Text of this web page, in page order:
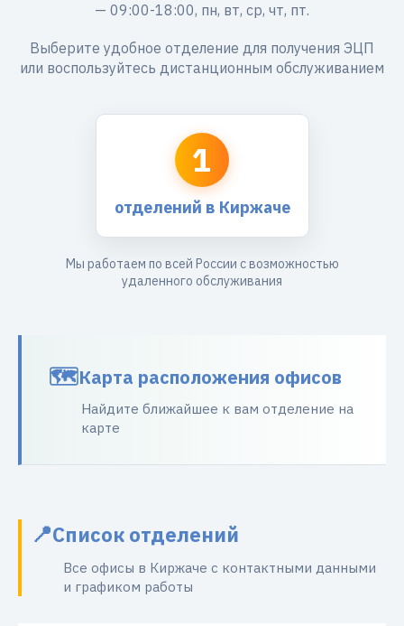
— 09:00-18:00, пн, вт, ср, чт, пт.
Выберите удобное отделение для получения ЭЦП
или воспользуйтесь дистанционным обслуживанием
1
отделений в Киржаче
Мы работаем по всей России с возможностью
удаленного обслуживания
Карта расположения офисов
Найдите ближайшее к вам отделение на
карте
Список отделений
Все офисы в Киржаче с контактными данными
и графиком работы